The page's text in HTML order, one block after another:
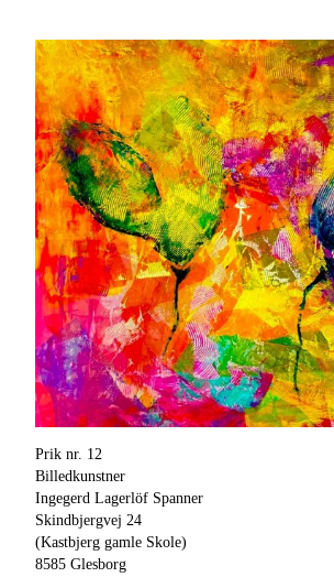
Prik nr. 12
Billedkunstner
Ingegerd Lagerlöf Spanner
Skindbjergvej 24
(Kastbjerg gamle Skole)
8585 Glesborg